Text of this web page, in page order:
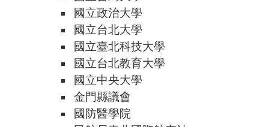
國立政治大學
國立台北大學
國立臺北科技大學
國立台北教育大學
國立中央大學
金門縣議會
國防醫學院